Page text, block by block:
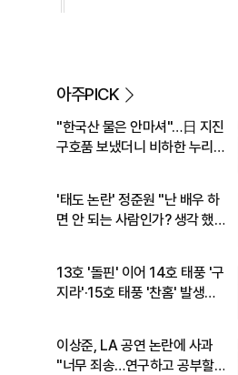
아주PICK
"한국산 물은 안마셔"…日 지진
구호품 보냈더니 비하한 누리
'태도 논란' 정준원 "난 배우 하
면 안 되는 사람인가? 생각 했
13호 '돌핀' 이어 14호 태풍 '구
지라'·15호 태풍 '찬홈' 발생…
이상준, LA 공연 논란에 사과
"너무 죄송…연구하고 공부할